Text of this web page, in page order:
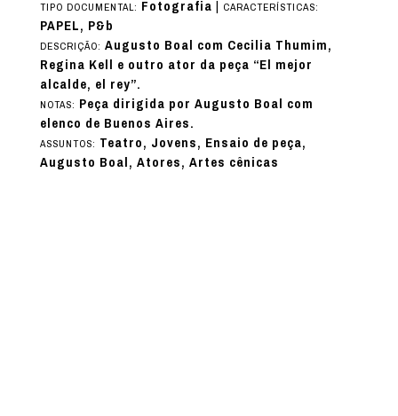
TIPO DOCUMENTAL: Fotografia| CARACTERÍSTICAS:
PAPEL, P&b
DESCRIÇÃO: Augusto Boal com Cecilia Thumim,
Regina Kell e outro ator da peça “El mejor
alcalde, el rey”.
NOTAS: Peça dirigida por Augusto Boal com
elenco de Buenos Aires.
ASSUNTOS: Teatro, Jovens, Ensaio de peça,
Augusto Boal, Atores, Artes cênicas